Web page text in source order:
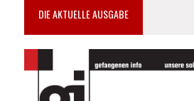
DIE AKTUELLE AUSGABE